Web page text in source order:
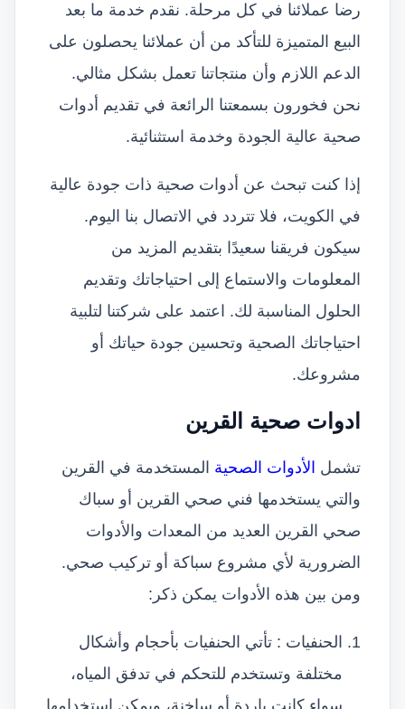
رضا عملائنا في كل مرحلة. نقدم خدمة ما بعد
البيع المتميزة للتأكد من أن عملائنا يحصلون على
الدعم اللازم وأن منتجاتنا تعمل بشكل مثالي.
نحن فخورون بسمعتنا الرائعة في تقديم أدوات
صحية عالية الجودة وخدمة استثنائية.
إذا كنت تبحث عن أدوات صحية ذات جودة عالية
في الكويت، فلا تتردد في الاتصال بنا اليوم.
سيكون فريقنا سعيدًا بتقديم المزيد من
المعلومات والاستماع إلى احتياجاتك وتقديم
الحلول المناسبة لك. اعتمد على شركتنا لتلبية
احتياجاتك الصحية وتحسين جودة حياتك أو
مشروعك.
ادوات صحية القرين
تشمل الأدوات الصحية المستخدمة في القرين
والتي يستخدمها فني صحي القرين أو سباك
صحي القرين العديد من المعدات والأدوات
الضرورية لأي مشروع سباكة أو تركيب صحي.
ومن بين هذه الأدوات يمكن ذكر:
الحنفيات : تأتي الحنفيات بأحجام وأشكال
مختلفة وتستخدم للتحكم في تدفق المياه،